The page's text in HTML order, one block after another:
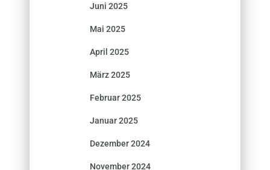
Juni 2025
Mai 2025
April 2025
März 2025
Februar 2025
Januar 2025
Dezember 2024
November 2024